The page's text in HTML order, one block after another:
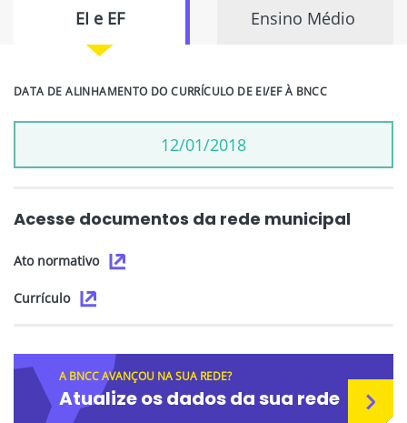
EI e EF Ensino Médio
DATA DE ALINHAMENTO DO CURRÍCULO DE EI/EF À BNCC
12/01/2018
Acesse documentos da rede municipal
Ato normativo
Currículo
A BNCC AVANÇOU NA SUA REDE?
Atualize os dados da sua rede